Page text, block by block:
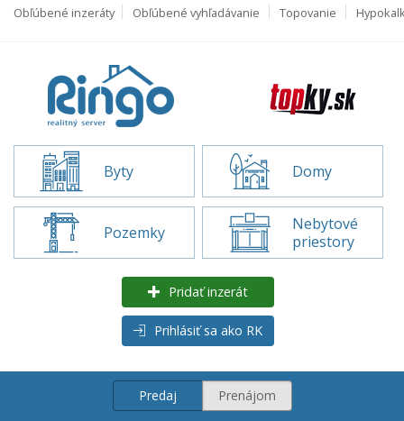
Obľúbené inzeráty Obľúbené vyhľadávanie Topovanie
Byty Domy
Pozemky
Nebytové
priestory
Pridať inzerát
Prihlásiť sa ako RK
Predaj Prenájom